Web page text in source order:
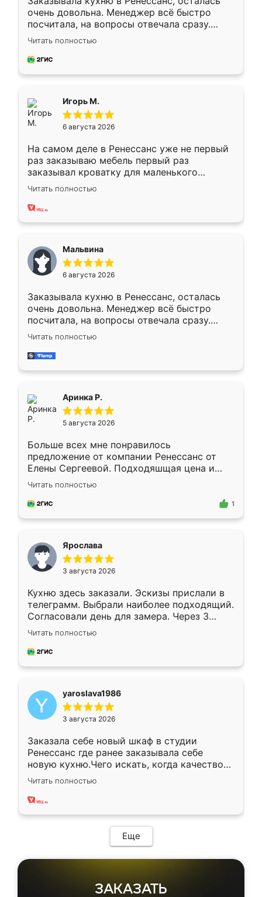
очень довольна. Менеджер всё быстро
посчитала, на вопросы отвечала сразу.
Замерщик приехал в субботу, подошёл к
делу со всей ответственностью. Собрали
за день, ребята работали аккуратно, даже
Читать полностью
Игорь М.
6 августа 2026
На самом деле в Ренессанс уже не первый
раз заказываю мебель первый раз
заказывал кроватку для маленького
ребёнка при его рождении ,во второй раз
заказал шкаф-купе. По качеству очень
хорошее сборка достаточно быстрая,
меньше, здесь же он более разнообразный.
Мне нравится ,если что-то потребуется из
мебели буду заказывать только здесь.
Читать полностью
Мальвина
6 августа 2026
Заказывала кухню в Ренессанс, осталась
очень довольна. Менеджер всё быстро
посчитала, на вопросы отвечала сразу.
Замерщик приехал в субботу, подошёл к
делу со всей ответственностью. Собрали
за день, ребята работали аккуратно, даже
Читать полностью
Аринка Р.
5 августа 2026
Больше всех мне понравилось
предложение от компании Ренессанс от
Елены Сергеевой. Подходяшщая цена и
короткие сроки изготовления. Приехавший
для замера сотрудник Владислав
предложил по моему эскизу самый
Читать полностью
1
Ярослава
3 августа 2026
Кухню здесь заказали. Эскизы прислали в
телеграмм. Выбрали наиболее подходящий.
Согласовали день для замера. Через 3
недели кухня была уже готова. Остались
довольны работой. Спасибо Ренессанс
мебель за качественную работу!
Читать полностью
yaroslava1986
3 августа 2026
Заказала себе новый шкаф в студии
Ренессанс где ранее заказывала себе
новую кухню.Чего искать, когда качеством
вполне довольна. Служит кухня уже почти
два года, нареканий нет.
Читать полностью
Еще
ЗАКАЗАТЬ